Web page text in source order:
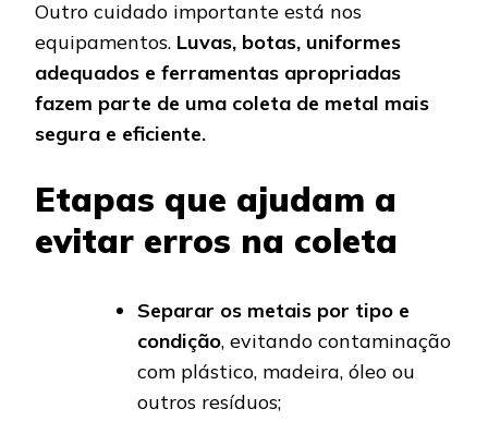
Outro cuidado importante está nos
equipamentos. Luvas, botas, uniformes
adequados e ferramentas apropriadas
fazem parte de uma coleta de metal mais
segura e eficiente.
Etapas que ajudam a
evitar erros na coleta
Separar os metais por tipo e
condição, evitando contaminação
com plástico, madeira, óleo ou
outros resíduos;